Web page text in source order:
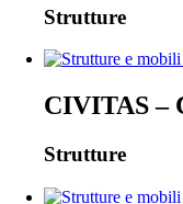
Strutture
CIVITAS –
Strutture